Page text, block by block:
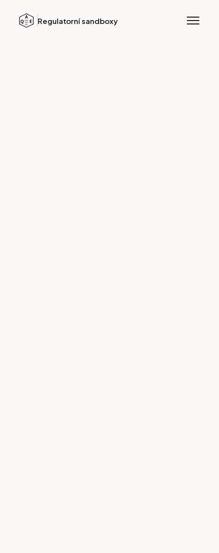
Regulatorní sandboxy